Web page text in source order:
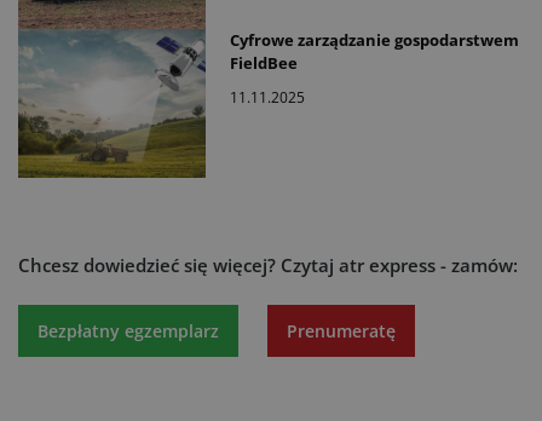
Cyfrowe zarządzanie gospodarstwem
FieldBee
11.11.2025
Chcesz dowiedzieć się więcej? Czytaj atr express - zamów:
Bezpłatny egzemplarz Prenumeratę